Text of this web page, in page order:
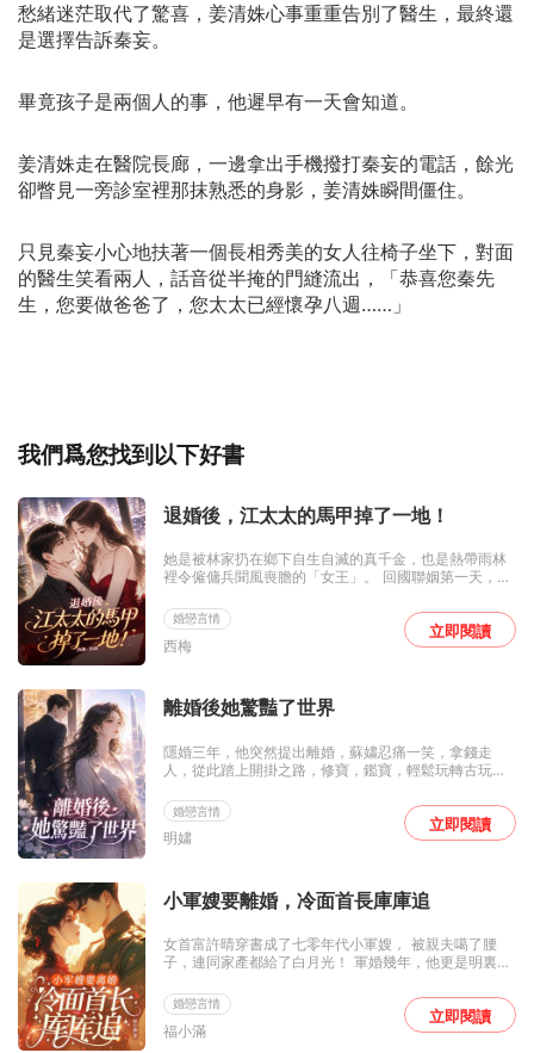
愁緒迷茫取代了驚喜，姜清姝心事重重告別了醫生，最終還
是選擇告訴秦妄。
畢竟孩子是兩個人的事，他遲早有一天會知道。
姜清姝走在醫院長廊，一邊拿出手機撥打秦妄的電話，餘光
卻瞥見一旁診室裡那抹熟悉的身影，姜清姝瞬間僵住。
只見秦妄小心地扶著一個長相秀美的女人往椅子坐下，對面
的醫生笑看兩人，話音從半掩的門縫流出，「恭喜您秦先
生，您要做爸爸了，您太太已經懷孕八週……」
我們爲您找到以下好書
退婚後，江太太的馬甲掉了一地！
婚戀言情
西梅
她是被林家扔在鄉下自生自滅的真千金，也是熱帶雨林
裡令僱傭兵聞風喪膽的「女王」。 回國聯姻第一天，繼
肆冷笑：「真以為我會娶一個村姑？」 他使勁手段，只
為逼退這個新婚妻子。 但江肆沒想到，他這個替嫁妻子
居然解決不了。 林泠單手撂倒了他派來的一隊頂級殺
來。 繼妹林嬌嬌頂著「中醫傳人」的名頭風光無限，卻
不知林泠才是真正的古派親傳。 江肆終於慌了。 他把人
一根泛著寒光的銀針，在他喉結處輕輕一劃，笑得肆
意：「你娶回家的村姑啊，驚喜嗎？」
立即閱讀
離婚後她驚豔了世界
婚戀言情
明嫿
隱婚三年，他突然提出離婚，蘇嫿忍痛一笑，拿錢走
人，從此踏上開掛之路，修寶，鑑寶，輕鬆玩轉古玩
不當初。他化身妻奴，滿世界追着她跑，「老婆，心給
你，命給你，回來吧。」蘇嫿紅脣微啓：「抱歉，忙得
很，沒空！」後來，她終於遇到年少時的救命恩人，大
「老婆，復婚吧！」
立即閱讀
小軍嫂要離婚，冷面首長庫庫追
婚戀言情
福小滿
女首富許晴穿書成了七零年代小軍嫂， 被親夫噶了腰
子，連同家產都給了白月光！ 軍婚幾年，他更是明裏暗
提上小包去離婚。 她要踹了渣男和瘋批兒子，帶着閨女
遠走高飛享大福！ 「你護你的小青梅，我走我的發財
路，兩清！」 周隊長冷笑：「離就離，別後悔！」 離婚
立即閱讀